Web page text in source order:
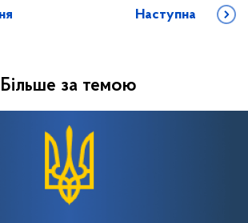
Наступна
Більше за темою